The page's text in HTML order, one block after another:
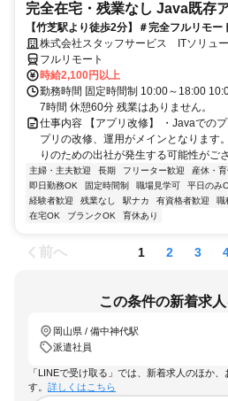
完全在宅・残業なし Java既存
【竹芝駅より徒歩2分】＃完全フルリモ
ん！＃Java経験を活かして働くチャンス
株式会社スタッフサービス ITソリュ
フルリモート
時給2,100円以上
勤務時間 固定時間制 10:00～18:00
7時間 休憩60分 残業はありません。
仕事内容 【アプリ改修】 ・Javaでの
プリの改修、運用がメインとなります
りのための出社が発生する可能性がご
主婦・主夫歓迎 長期 フリーター歓迎 産休・
即日勤務OK
固定時間制 職場見学可 平日のみ
経験者歓迎
残業なし 駅ナカ 有資格者歓迎 職
在宅OK
ブランクOK 育休あり
前へ 1 2 3
この条件の新着求
岡山県 / 備中神代駅
派遣社員
「LINEで受け取る」では、新着求人のほか
す。 詳しくはこちら